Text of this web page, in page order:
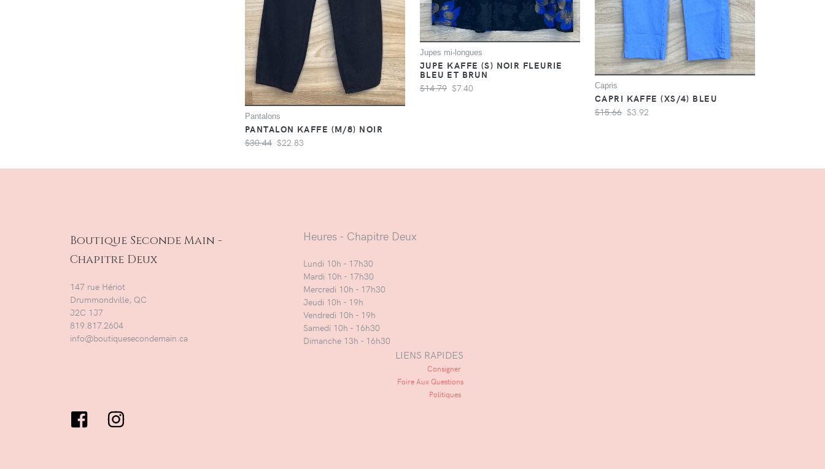
Pantalons
PANTALON KAFFE (M/8) NOIR
$30.44 $22.83
Jupes mi-longues
JUPE KAFFE (S) NOIR FLEURIE
BLEU ET BRUN
$14.79 $7.40 Capris
CAPRI KAFFE (XS/4) BLEU
$15.66 $3.92
Boutique Seconde Main -
Chapitre Deux
147 rue Hériot
Drummondville, QC
J2C 1J7
819.817.2604
info@boutiquesecondemain.ca
Heures - Chapitre Deux
Lundi 10h - 17h30
Mardi 10h - 17h30
Mercredi 10h - 17h30
Jeudi 10h - 19h
Vendredi 10h - 19h
Samedi 10h - 16h30
Dimanche 13h - 16h30
LIENS RAPIDES
Consigner
Foire Aux Questions
Politiques